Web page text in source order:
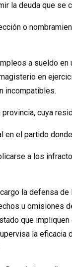
la deuda que se
o
a sueldo
en
incompatibles.
cuya
en el partido
a los
la defensa
u omisiones
que
la